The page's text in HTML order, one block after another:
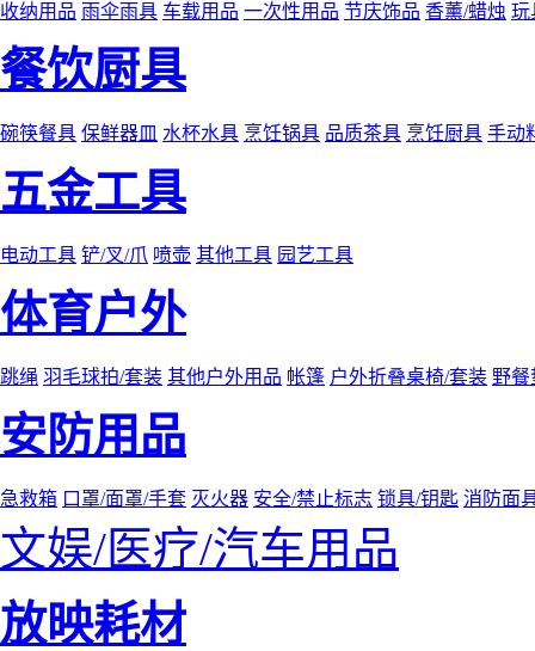
收纳用品 雨伞雨具 车载用品 一次性用品 节庆饰品 香薰/蜡烛 玩
餐饮厨具
碗筷餐具 保鲜器皿 水杯水具 烹饪锅具 品质茶具 烹饪厨具 手动
五金工具
电动工具 铲/叉/爪 喷壶 其他工具 园艺工具
体育户外
跳绳 羽毛球拍/套装 其他户外用品 帐篷 户外折叠桌椅/套装 野餐
安防用品
急救箱 口罩/面罩/手套 灭火器 安全/禁止标志 锁具/钥匙 消防面
文娱/医疗/汽车用品
放映耗材